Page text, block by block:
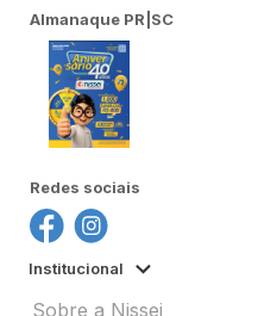
Almanaque PR|SC
Redes sociais
Institucional
Sobre a Nissei